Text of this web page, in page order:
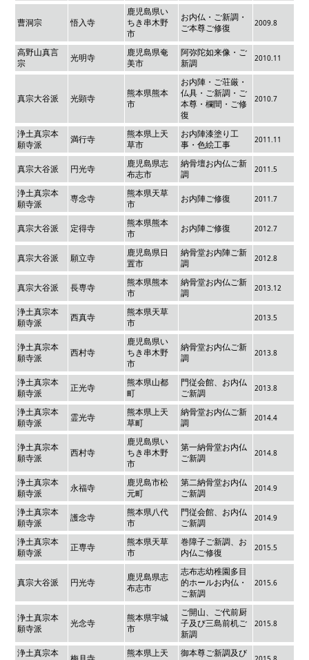
曹洞宗 悟入寺
鹿児島県い
ちき串木野
市
お内仏・ご新調・
ご本尊ご修復
2009.8
高野山真言
宗
光明寺
鹿児島県奄
美市
阿弥陀如来像・ご
新調
2010.11
真宗大谷派 光顕寺
熊本県熊本
市
お内陣・ご荘厳・
仏具・ご新調・ご
本尊・欄間・ご修
復
2010.7
浄土真宗本
願寺派
満行寺
熊本県上天
草市
お内陣漆塗り工
事・色絵工事
2011.11
真宗大谷派 円光寺
鹿児島県志
布志市
納骨壇お内仏ご新
調
2011.5
浄土真宗本
願寺派
専念寺
熊本県天草
市
お内陣ご修復 2011.7
真宗大谷派 定得寺
熊本県熊本
市
お内陣ご修復 2012.7
真宗大谷派 願立寺
鹿児島県日
置市
納骨堂お内陣ご新
調
2012.8
真宗大谷派 長専寺
熊本県熊本
市
納骨堂お内仏ご新
調
2013.12
浄土真宗本
願寺派
西真寺
熊本県天草
市
2013.5
浄土真宗本
願寺派
西村寺
鹿児島県い
ちき串木野
市
納骨堂お内仏ご新
調
2013.8
浄土真宗本
願寺派
正光寺
熊本県山都
町
門従会館、お内仏
ご新調
2013.8
浄土真宗本
願寺派
霊光寺
熊本県上天
草町
納骨堂お内仏ご新
調
2014.4
浄土真宗本
願寺派
西村寺
鹿児島県い
ちき串木野
市
第一納骨堂お内仏
ご新調
2014.8
浄土真宗本
願寺派
永福寺
鹿児島市松
元町
第二納骨堂お内仏
ご新調
2014.9
浄土真宗本
願寺派
護念寺
熊本県八代
市
門従会館、お内仏
ご新調
2014.9
浄土真宗本
願寺派
正専寺
熊本県天草
市
巻障子ご新調、お
内仏ご修復
2015.5
真宗大谷派 円光寺
鹿児島県志
布志市
志布志幼稚園多目
的ホールお内仏・
ご新調
2015.6
浄土真宗本
願寺派
光念寺
熊本県宇城
市
ご開山、ご代前厨
子及び三島前机ご
新調
2015.8
浄土真宗本
熊本県上天
御本尊ご新調及び